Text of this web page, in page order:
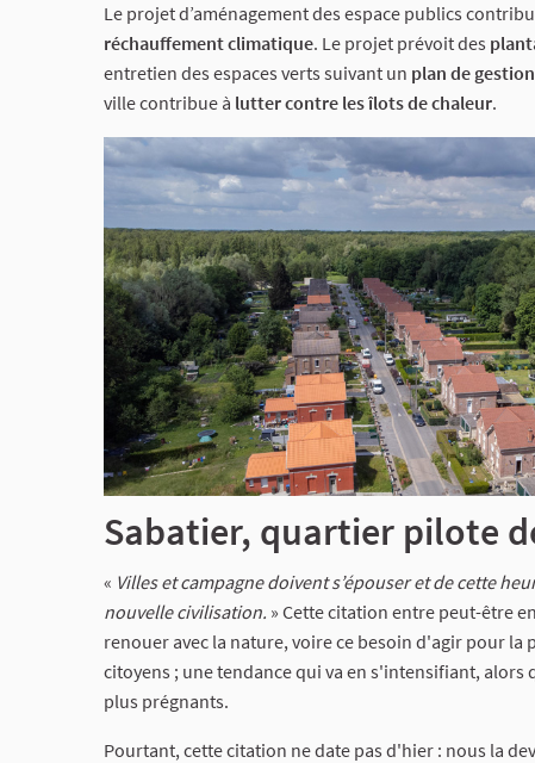
Le projet d’aménagement des espace publics
réchauffement climatique. Le projet prévoit des
entretien des espaces verts suivant un plan de
ville contribue à lutter contre les îlots de chaleur.
Sabatier, quartier pilote
« Villes et campagne doivent s’épouser et de cette
nouvelle civilisation. » Cette citation entre peut-être
renouer avec la nature, voire ce besoin d'agir pour
citoyens ; une tendance qui va en s'intensifiant,
plus prégnants.
Pourtant, cette citation ne date pas d'hier : nous la